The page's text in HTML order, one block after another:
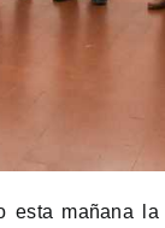
mañana